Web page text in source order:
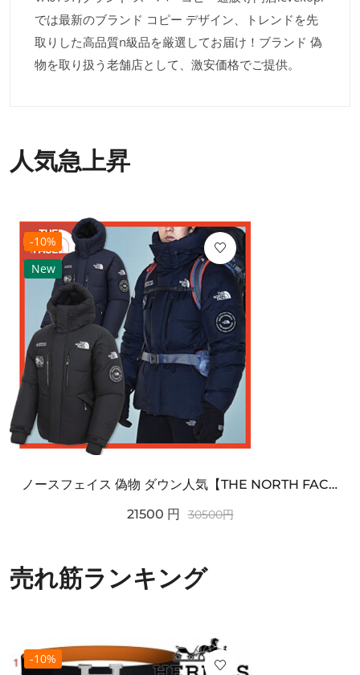
では最新のブランド コピー デザイン、トレンドを先
取りした高品質n級品を厳選してお届け！ブランド 偽
物を取り扱う老舗店として、激安価格でご提供。
人気急上昇
-10%
New
ノースフェイス 偽物 ダウン人気【THE NORTH FACE】M'S 7 SUMMIT HIM...
21500 円 30500円
売れ筋ランキング
-10%